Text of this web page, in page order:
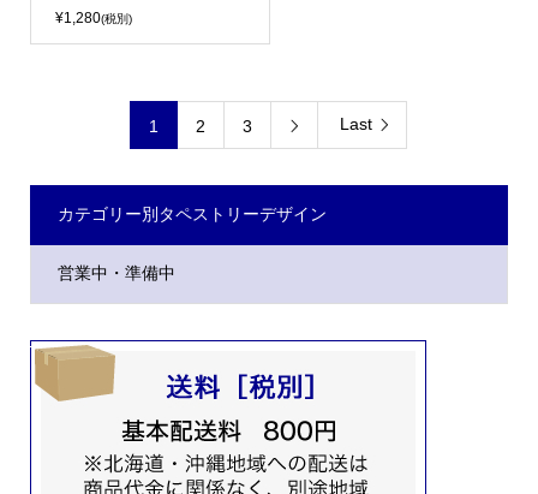
¥1,280(税別)
1 2 3  Last
カテゴリー別タペストリーデザイン
営業中・準備中